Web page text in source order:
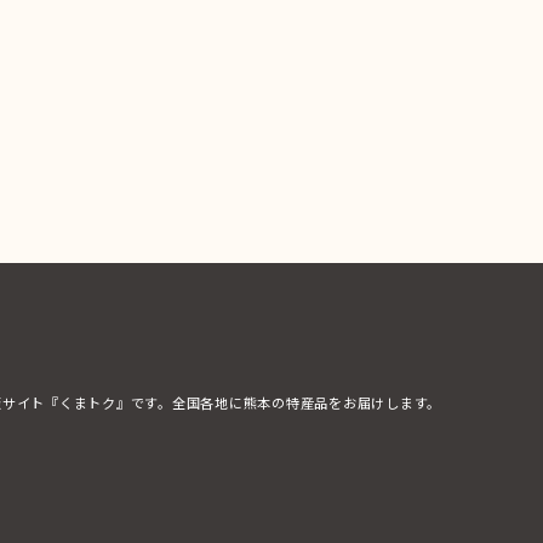
イト『くまトク』です。全国各地に熊本の特産品をお届けします。